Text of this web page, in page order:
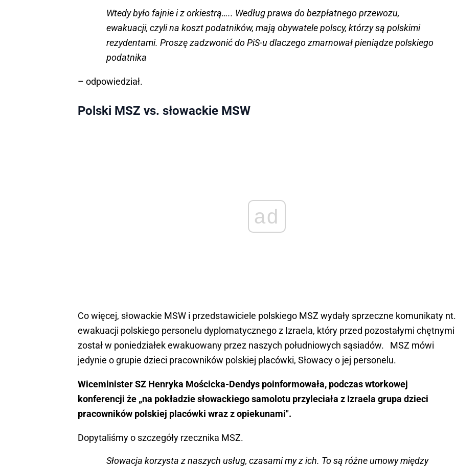
Wtedy było fajnie i z orkiestrą….. Według prawa do bezpłatnego przewozu,
ewakuacji, czyli na koszt podatników, mają obywatele polscy, którzy są polskimi
rezydentami. Proszę zadzwonić do PiS-u dlaczego zmarnował pieniądze polskiego
podatnika
– odpowiedział.
Polski MSZ vs. słowackie MSW
ad
Co więcej, słowackie MSW i przedstawiciele polskiego MSZ wydały sprzeczne komunikaty nt.
ewakuacji polskiego personelu dyplomatycznego z Izraela, który przed pozostałymi chętnymi
został w poniedziałek ewakuowany przez naszych południowych sąsiadów. MSZ mówi
jedynie o grupie dzieci pracowników polskiej placówki, Słowacy o jej personelu.
Wiceminister SZ Henryka Mościcka-Dendys poinformowała, podczas wtorkowej
konferencji że „na pokładzie słowackiego samolotu przyleciała z Izraela grupa dzieci
pracowników polskiej placówki wraz z opiekunami".
Dopytaliśmy o szczegóły rzecznika MSZ.
Słowacja korzysta z naszych usług, czasami my z ich. To są różne umowy między